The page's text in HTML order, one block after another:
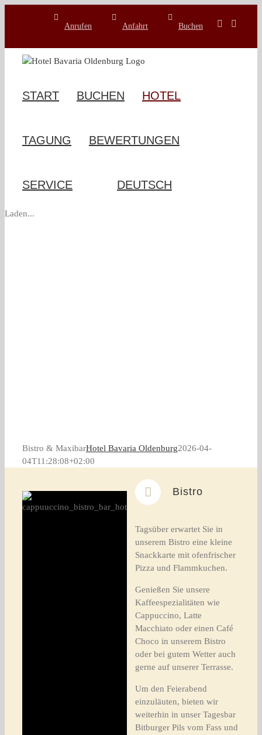
Anrufen Anfahrt Buchen
START BUCHEN HOTEL
TAGUNG BEWERTUNGEN
SERVICE
Laden...
Bistro & MaxibarHotel Bavaria Oldenburg2026-04-
04T11:28:08+02:00
Bistro
Tagsüber erwartet Sie in
unserem Bistro eine kleine
Snackkarte mit ofenfrischer
Pizza und Flammkuchen.
Genießen Sie unsere
Kaffeespezialitäten wie
Cappuccino, Latte
Macchiato oder einen Café
Choco in unserem Bistro
oder bei gutem Wetter auch
gerne auf unserer Terrasse.
Um den Feierabend
einzuläuten, bieten wir
weiterhin in unser Tagesbar
Bitburger Pils vom Fass und